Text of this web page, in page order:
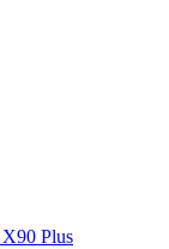
Plus